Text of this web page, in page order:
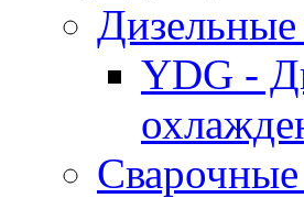
Дизельные
YDG -